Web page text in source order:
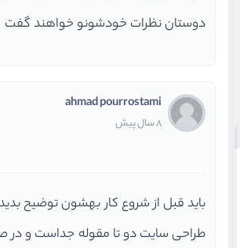
دوستان نظرات خودشونو خواهند گفت
ahmad pourrostami
8 سال پیش
باید قبل از شروع کار بهشون توضیح
طراحی سایت دو تا مقوله جداست و در